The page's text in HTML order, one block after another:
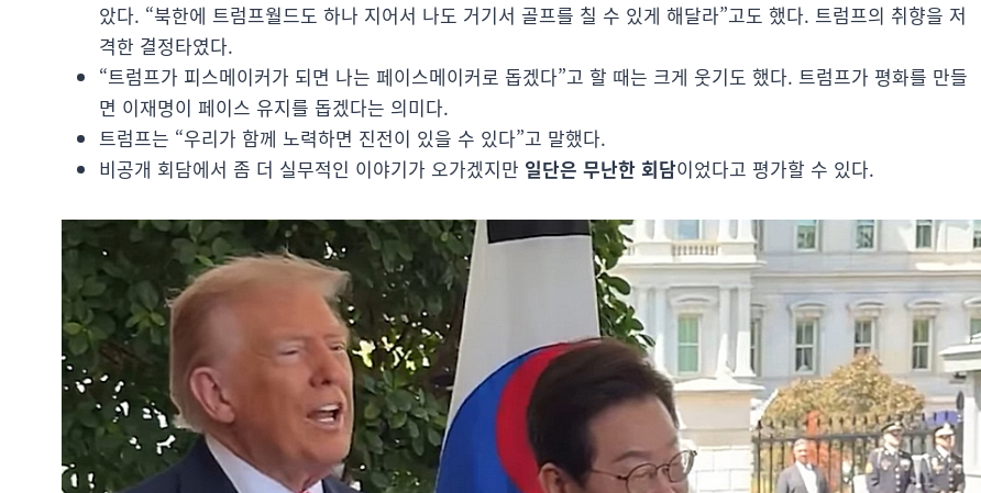
았다. “북한에 트럼프월드도 하나 지어서 나도 거기서 골프를 칠 수 있게 해달라”고도 했다. 트럼프의 취향을 저
격한 결정타였다.
“트럼프가 피스메이커가 되면 나는 페이스메이커로 돕겠다”고 할 때는 크게 웃기도 했다. 트럼프가 평화를 만들
면 이재명이 페이스 유지를 돕겠다는 의미다.
트럼프는 “우리가 함께 노력하면 진전이 있을 수 있다”고 말했다.
비공개 회담에서 좀 더 실무적인 이야기가 오가겠지만 일단은 무난한 회담이었다고 평가할 수 있다.